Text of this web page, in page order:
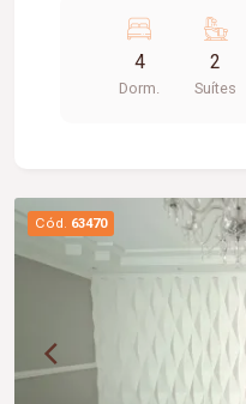
social com box e
com armário e sala
com recepção.
4
Dorm.
2
Suítes
Cód. 63470